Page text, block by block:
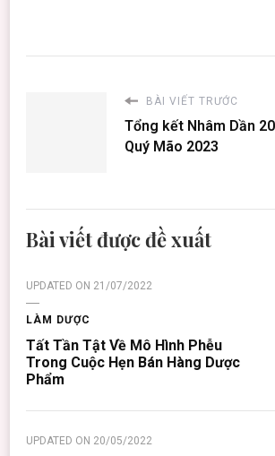
BÀI VIẾT TRƯỚC
Tổng kết Nhâm Dần
Quý Mão 2023
Bài viết được đề xuất
UPDATED ON 21/07/2022
LÀM DƯỢC
Tất Tần Tật Về Mô Hình Phễu
Trong Cuộc Hẹn Bán Hàng Dược
Phẩm
UPDATED ON 20/05/2022